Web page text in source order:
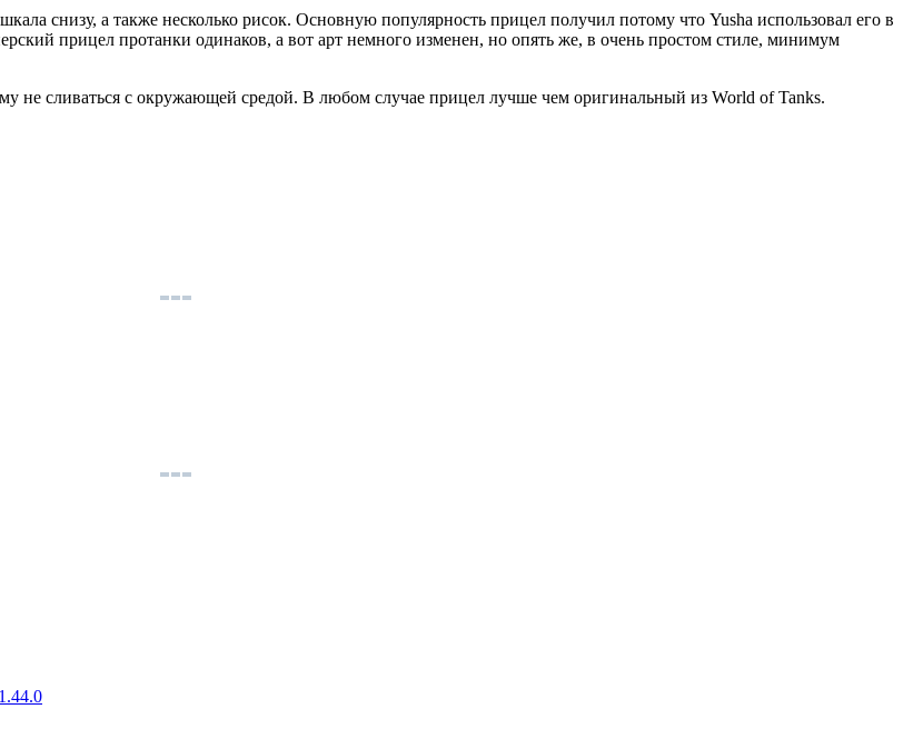
снизу, а также несколько рисок. Основную популярность прицел получил потому что Yusha использовал его в
прицел протанки одинаков, а вот арт немного изменен, но опять же, в очень простом стиле, минимум
не сливаться с окружающей средой. В любом случае прицел лучше чем оригинальный из World of Tanks.